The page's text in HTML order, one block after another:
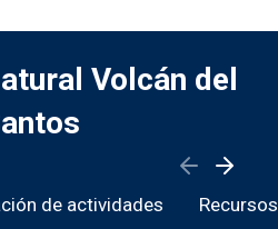
Volcán del
de actividades